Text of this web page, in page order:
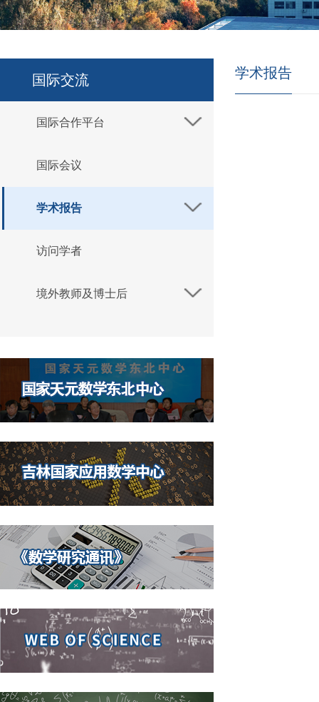
国际交流
国际合作平台
国际会议
学术报告
访问学者
境外教师及博士后
学术报告